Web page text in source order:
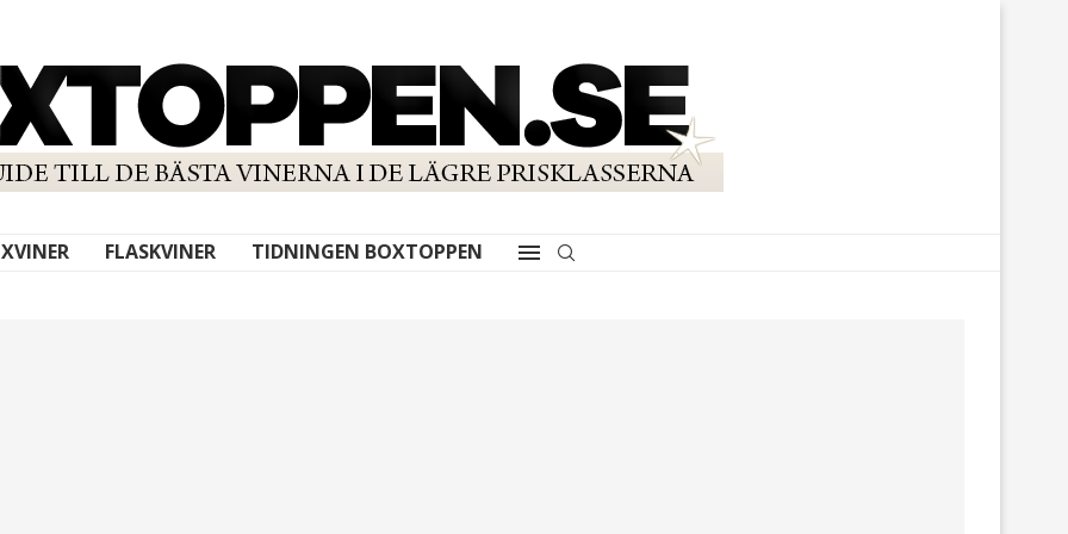
FLASKVINER TIDNINGEN BOXTOPPEN